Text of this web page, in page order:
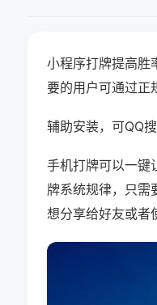
小程序打牌提高胜
要的用户可通过正
辅助安装，可QQ
手机打牌可以一键
牌系统规律，只需
想分享给好友或者